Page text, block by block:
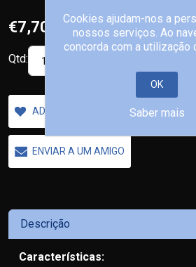
€7,70
Qtd:
ADICIONAR A LISTA DE DESEJOS
ENVIAR A UM AMIGO
Descrição
Características:
Cookies ajudam-nos a
nossos serviços. Ao
concorda com a utilização
OK
Saber mais